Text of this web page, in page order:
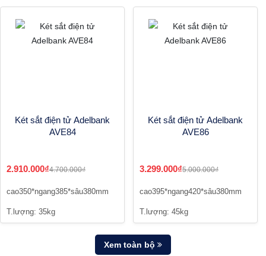
Két sắt điện tử Adelbank
AVE84
2.910.000₫4.700.000₫
cao350*ngang385*sâu380mm
T.lượng: 35kg
Két sắt điện tử Adelbank
AVE86
3.299.000₫5.000.000₫
cao395*ngang420*sâu380mm
T.lượng: 45kg
Xem toàn bộ